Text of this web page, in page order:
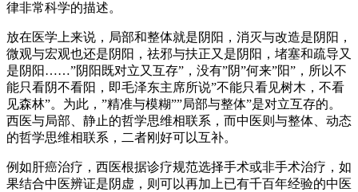
律非常科学的描述。
放在医学上来说，局部和整体就是阴阳，消灭与改造是阴阳，
微观与宏观也还是阴阳，祛邪与扶正又是阴阳，堵塞和疏导又
是阴阳……”阴阳既对立又互存”，没有”阴”何来”阳”，所以不
能只看阴不看阳，即毛泽东主席所说”不能只看见树木，不看
见森林”。为此，”精准与模糊””局部与整体”是对立互存的。
西医与局部、静止的哲学思维相联系，而中医则与整体、动态
的哲学思维相联系，二者刚好可以互补。
例如肝癌治疗，西医根据诊疗规范选择手术或非手术治疗，如
果结合中医辨证是阴虚，则可以再加上已有千百年经验的中医